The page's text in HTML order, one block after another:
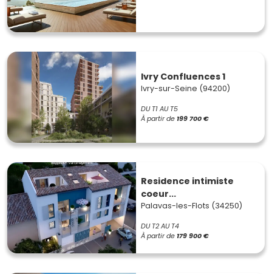
Ivry Confluences 1
Ivry-sur-Seine (94200)
DU T1 AU T5
À partir de 199 700 €
Residence intimiste
coeur...
Palavas-les-Flots (34250)
DU T2 AU T4
À partir de 179 900 €